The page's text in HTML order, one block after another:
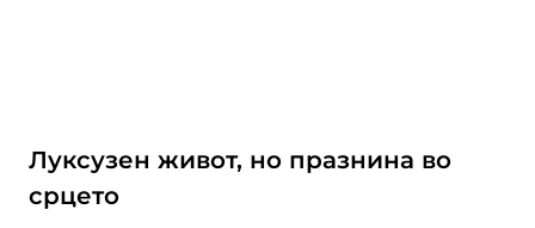
Луксузен живот, но празнина во
срцето